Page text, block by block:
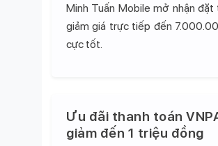
Minh Tuấn Mobile mở nhận
giảm giá trực tiếp đến
cực tốt.
Ưu đãi thanh toán
giảm đến 1 triệu đồng